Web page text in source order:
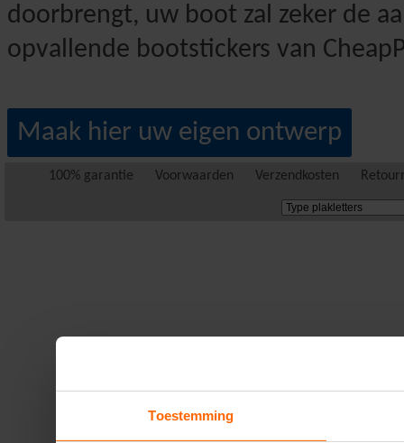
Toestemming
doorbrengt, uw boot zal zeker de
opvallende bootstickers van
Maak hier uw eigen ontwerp
100% garantie Voorwaarden Verzendkosten